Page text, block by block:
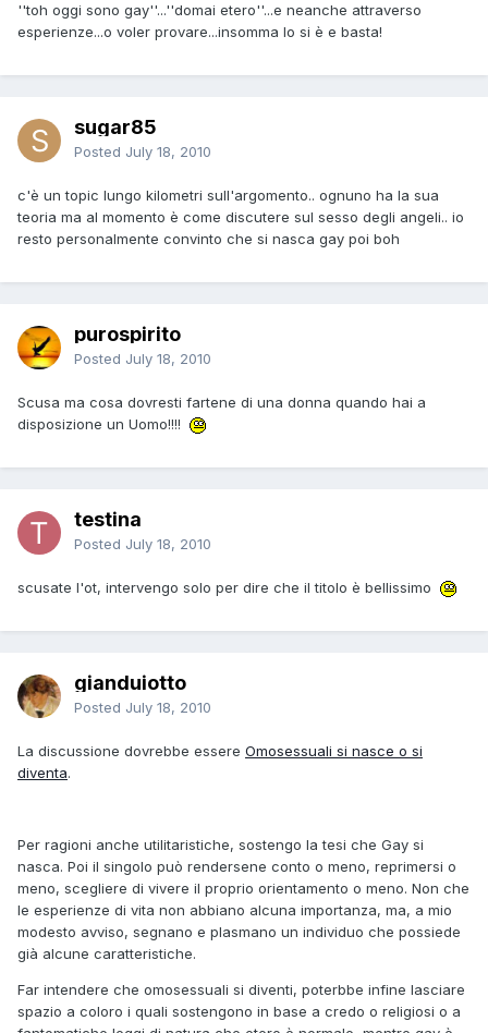
''toh oggi sono gay''...''domai etero''...e neanche attraverso
esperienze...o voler provare...insomma lo si è e basta!
sugar85
Posted July 18, 2010
c'è un topic lungo kilometri sull'argomento.. ognuno ha la sua
teoria ma al momento è come discutere sul sesso degli angeli.. io
resto personalmente convinto che si nasca gay poi boh
purospirito
Posted July 18, 2010
Scusa ma cosa dovresti fartene di una donna quando hai a
disposizione un Uomo!!!!
testina
Posted July 18, 2010
scusate l'ot, intervengo solo per dire che il titolo è bellissimo
gianduiotto
Posted July 18, 2010
La discussione dovrebbe essere Omosessuali si nasce o si
diventa.
Per ragioni anche utilitaristiche, sostengo la tesi che Gay si
nasca. Poi il singolo può rendersene conto o meno, reprimersi o
meno, scegliere di vivere il proprio orientamento o meno. Non che
le esperienze di vita non abbiano alcuna importanza, ma, a mio
modesto avviso, segnano e plasmano un individuo che possiede
già alcune caratteristiche.
Far intendere che omosessuali si diventi, poterbbe infine lasciare
spazio a coloro i quali sostengono in base a credo o religiosi o a